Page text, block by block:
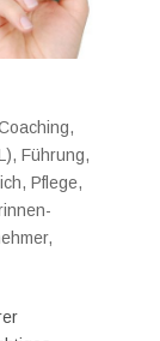
,
, Führung,
, Pflege,
,